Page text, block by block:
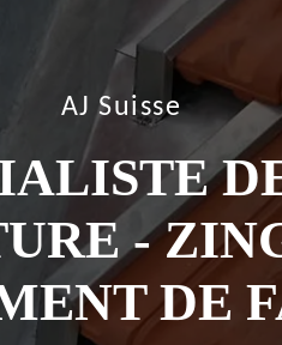
AJ Suisse
-
DE